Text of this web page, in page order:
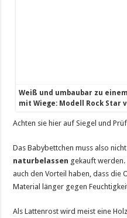
Weiß und umbaubar zu
mit Wiege: Modell Rock Star
Achten sie hier auf Siegel und
Das Babybettchen muss also
naturbelassen gekauft werden.
auch den Vorteil haben, dass die
Material länger gegen
Als Lattenrost wird meist eine